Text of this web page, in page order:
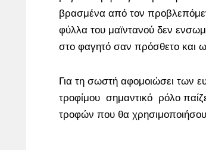
βρασμένα από τον
φύλλα του μαϊντανού δεν
στο φαγητό σαν πρόσθετο και
Για τη σωστή αφομοιώσει των
τροφίμου σημαντικό ρόλο
τροφών που θα